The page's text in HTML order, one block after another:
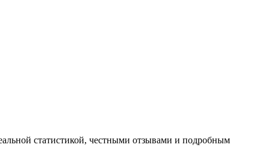
статистикой, честными отзывами и подробным